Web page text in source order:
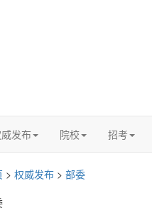
发布 院校 招考
> 权威发布 > 部委